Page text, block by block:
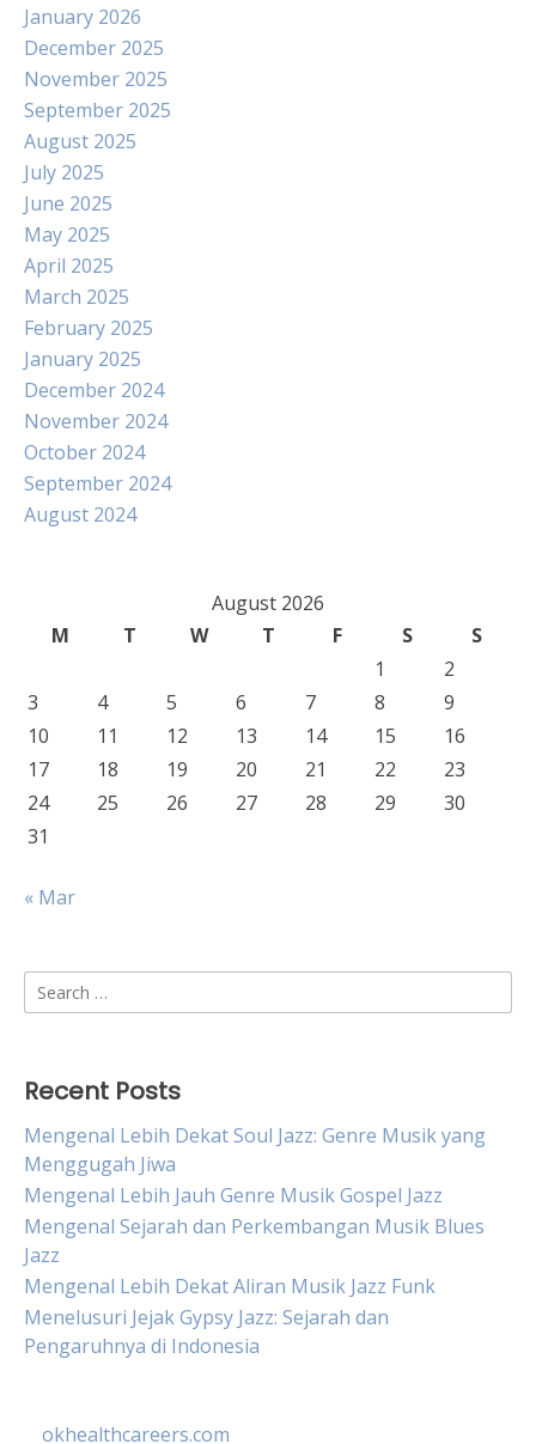
January 2026
December 2025
November 2025
September 2025
August 2025
July 2025
June 2025
May 2025
April 2025
March 2025
February 2025
January 2025
December 2024
November 2024
October 2024
September 2024
August 2024
August 2026
M
T W T F S
S
1
2
3
4 5 6 7 8
9
10
11 12 13 14 15
16
17
18 19 20 21 22
23
24
25 26 27 28 29
30
31
« Mar
Search
for:
Recent Posts
Mengenal Lebih Dekat Soul Jazz: Genre Musik yang
Menggugah Jiwa
Mengenal Lebih Jauh Genre Musik Gospel Jazz
Mengenal Sejarah dan Perkembangan Musik Blues
Jazz
Mengenal Lebih Dekat Aliran Musik Jazz Funk
Menelusuri Jejak Gypsy Jazz: Sejarah dan
Pengaruhnya di Indonesia
okhealthcareers.com